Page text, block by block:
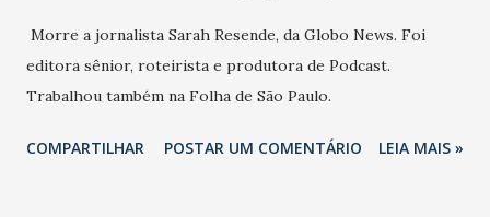
Morre a jornalista Sarah Resende, da Globo News. Foi
editora sênior, roteirista e produtora de Podcast.
Trabalhou também na Folha de São Paulo.
COMPARTILHAR POSTAR UM COMENTÁRIO LEIA MAIS »